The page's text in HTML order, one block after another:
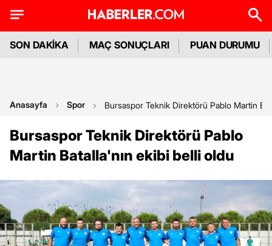
SON DAKİKA MAÇ SONUÇLARI PUAN DURUMU
Anasayfa Spor Bursaspor Teknik Direktörü Pablo Martin
Bursaspor Teknik Direktörü Pablo
Martin Batalla'nın ekibi belli oldu